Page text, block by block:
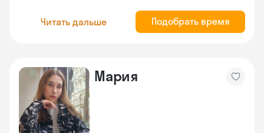
Читать дальше Подобрать время
Мария